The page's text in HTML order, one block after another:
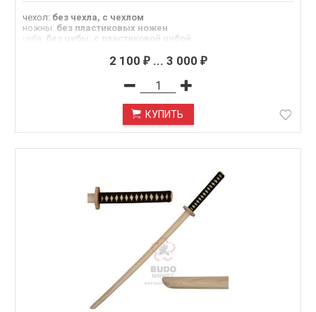
чехол: без чехла, с чехлом
ножны: без пластиковых ножен
цуба
без цубы, с пластиковой цубой
2 100 ₽... 3 000 ₽
КУПИТЬ